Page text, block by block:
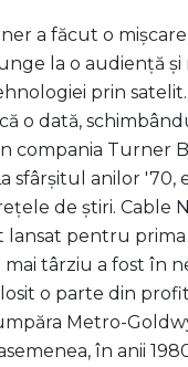
a făcut o
la o audiență și
prin satelit.
o dată,
compania Turner
sfârșitul anilor '70,
de știri. Cable
lansat pentru
mai târziu a fost în
o parte din
Metro-
în anii